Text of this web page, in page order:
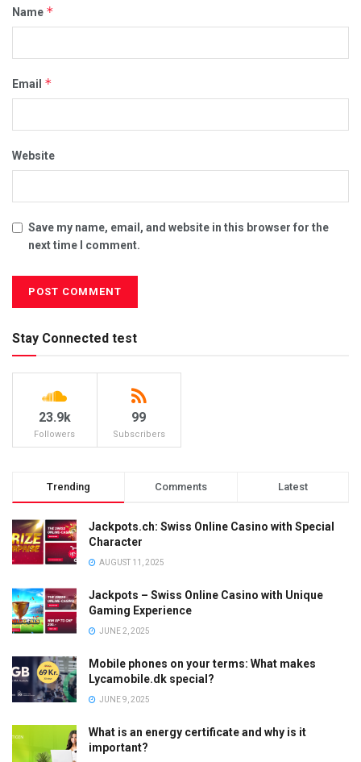
Name *
Email *
Website
Save my name, email, and website in this browser for the
next time I comment.
Stay Connected test
23.9k
Followers
99
Subscribers
Trending Comments Latest
Jackpots.ch: Swiss Online Casino with Special
Character
AUGUST 11, 2025
Jackpots – Swiss Online Casino with Unique
Gaming Experience
JUNE 2, 2025
Mobile phones on your terms: What makes
Lycamobile.dk special?
JUNE 9, 2025
What is an energy certificate and why is it
important?